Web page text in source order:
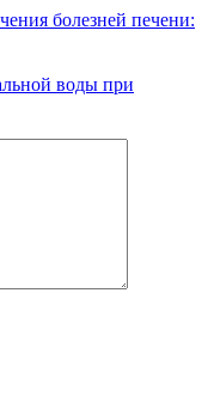
болезней печени:
воды при